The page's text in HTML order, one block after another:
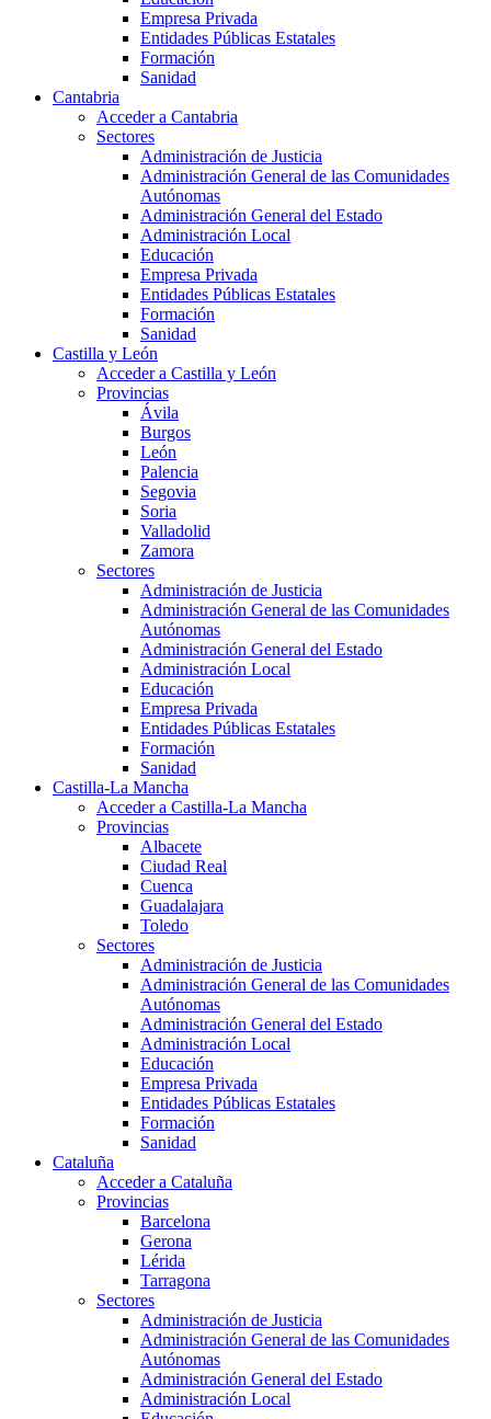
Empresa Privada
Entidades Públicas Estatales
Formación
Sanidad
Cantabria
Acceder a Cantabria
Sectores
Administración de Justicia
Administración General de las Comunidades
Autónomas
Administración General del Estado
Administración Local
Educación
Empresa Privada
Entidades Públicas Estatales
Formación
Sanidad
Castilla y León
Acceder a Castilla y León
Provincias
Ávila
Burgos
León
Palencia
Segovia
Soria
Valladolid
Zamora
Sectores
Administración de Justicia
Administración General de las Comunidades
Autónomas
Administración General del Estado
Administración Local
Educación
Empresa Privada
Entidades Públicas Estatales
Formación
Sanidad
Castilla-La Mancha
Acceder a Castilla-La Mancha
Provincias
Albacete
Ciudad Real
Cuenca
Guadalajara
Toledo
Sectores
Administración de Justicia
Administración General de las Comunidades
Autónomas
Administración General del Estado
Administración Local
Educación
Empresa Privada
Entidades Públicas Estatales
Formación
Sanidad
Cataluña
Acceder a Cataluña
Provincias
Barcelona
Gerona
Lérida
Tarragona
Sectores
Administración de Justicia
Administración General de las Comunidades
Autónomas
Administración General del Estado
Administración Local